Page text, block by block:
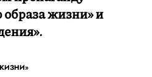
жизни» и